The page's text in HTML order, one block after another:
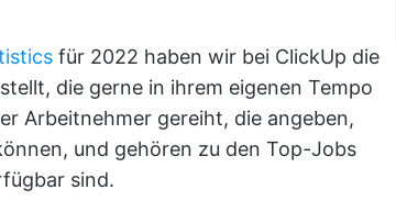
für 2022 haben wir bei ClickUp die
die gerne in ihrem eigenen Tempo
Arbeitnehmer gereiht, die angeben,
und gehören zu den Top-Jobs
sind.